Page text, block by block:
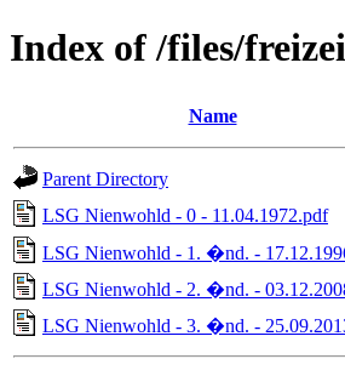
Index of /files/
Name
Parent Directory
LSG Nienwohld - 0 - 11.04.1972.pdf
LSG Nienwohld - 1. �nd. -
LSG Nienwohld - 2. �nd. -
LSG Nienwohld - 3. �nd. -